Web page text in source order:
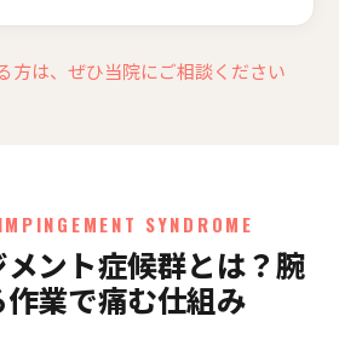
方は、ぜひ当院にご相談ください
SYNDROME
ント症候群とは？腕
業で痛む仕組み